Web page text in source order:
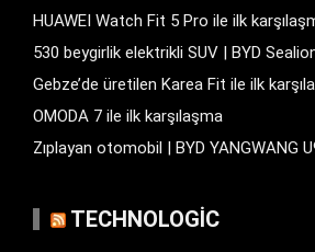
HUAWEI Watch Fit 5 Pro ile ilk
530 beygirlik elektrikli SUV | BYD
Gebze’de üretilen Karea Fit ile ilk
OMODA 7 ile ilk karşılaşma
Zıplayan otomobil | BYD YANGWANG
TECHNOLOGIC